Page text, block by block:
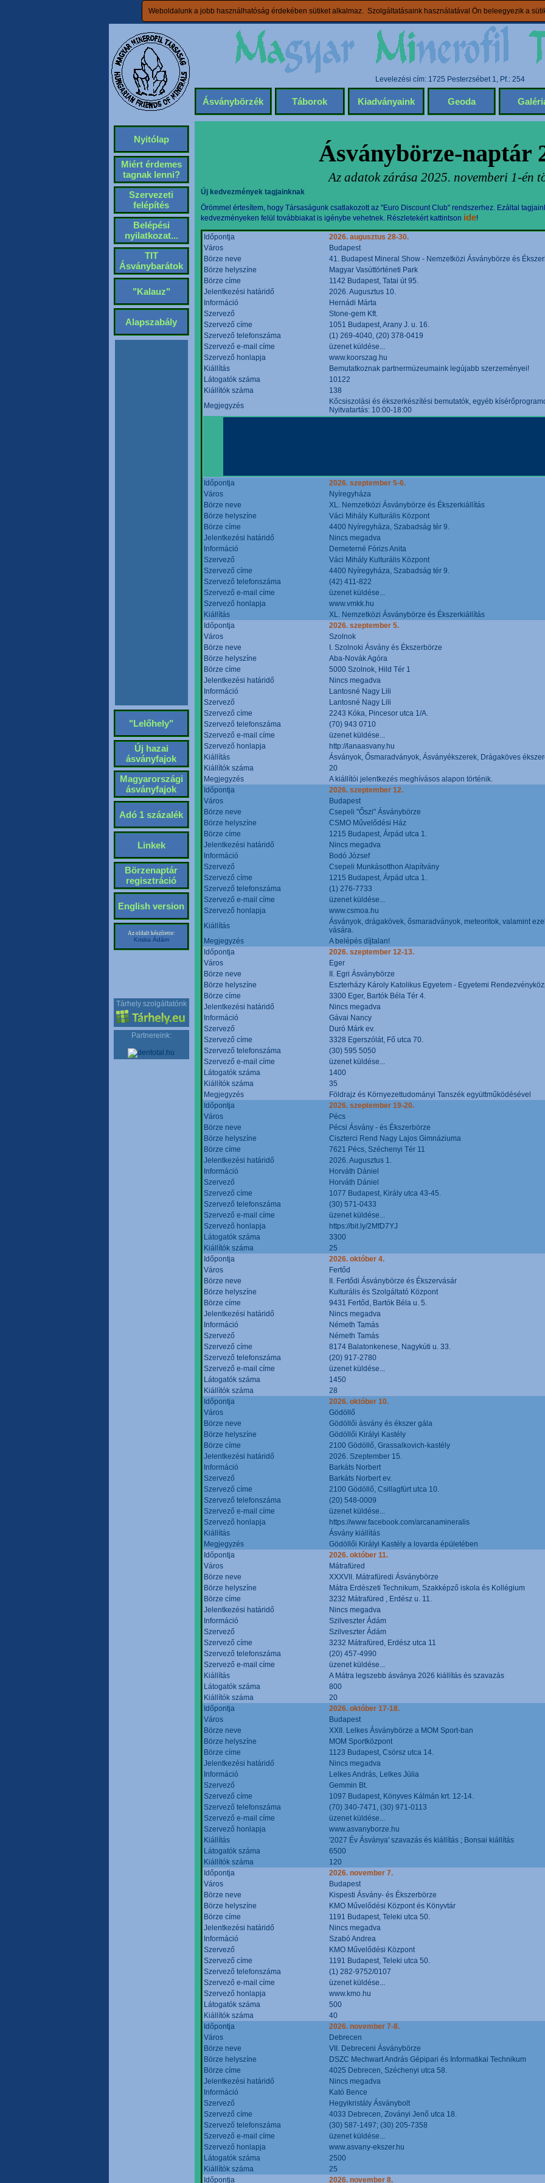
Weboldalunk a jobb használhatóság érdekében sütiket alkalmaz. Szolgáltatásaink használatával Ön beleegyezik a
Levelezési cím: 1725 Pesterzsébet 1, Pf.: 254
Ásványbörzék Táborok Kiadványaink Geoda
Nyitólap
Miért érdemes
tagnak lenni?
Szervezeti
felépítés
Belépési
nyilatkozat...
TIT
Ásványbarátok
"Kalauz"
Alapszabály
"Lelőhely"
Új hazai
ásványfajok
Magyarországi
ásványfajok
Adó 1 százalék
Linkek
Börzenaptár
regisztráció
English version
Az oldalt készítette:
Kriska Ádám
Tárhely szolgáltatónk
Partnereink:
Ásványbörze-naptár
Az adatok zárása 2025. novemberi 1-én
Új kedvezmények tagjainknak
Örömmel értesítem, hogy Társaságunk csatlakozott az "Euro Discount Club" rendszerhez. Ezáltal
kedvezményeken felül továbbiakat is igénybe vehetnek. Részletekért kattintson ide!
Időpontja
2026. augusztus 28-30.
Város
Budapest
Börze neve
41. Budapest Mineral Show - Nemzetközi Ásványbörze és
Börze helyszíne
Magyar Vasúttörténeti Park
Börze címe
1142 Budapest, Tatai út 95.
Jelentkezési határidő
2026. Augusztus 10.
Információ
Hernádi Márta
Szervező
Stone-gem Kft.
Szervező címe
1051 Budapest, Arany J. u. 16.
Szervező telefonszáma
(1) 269-4040, (20) 378-0419
Szervező e-mail címe
üzenet küldése...
Szervező honlapja
www.koorszag.hu
Kiállítás
Bemutatkoznak partnermúzeumaink legújabb szerzeményei!
Látogatók száma
10122
Kiállítók száma
138
Megjegyzés
Kőcsiszolási és ékszerkészítési bemutatók, egyéb
Nyitvatartás: 10:00-18:00
Időpontja
2026. szeptember 5-6.
Város
Nyíregyháza
Börze neve
XL. Nemzetközi Ásványbörze és Ékszerkiállítás
Börze helyszíne
Váci Mihály Kulturális Központ
Börze címe
4400 Nyíregyháza, Szabadság tér 9.
Jelentkezési határidő
Nincs megadva
Információ
Demeterné Fórizs Anita
Szervező
Váci Mihály Kulturális Központ
Szervező címe
4400 Nyíregyháza, Szabadság tér 9.
Szervező telefonszáma
(42) 411-822
Szervező e-mail címe
üzenet küldése...
Szervező honlapja
www.vmkk.hu
Kiállítás
XL. Nemzetközi Ásványbörze és Ékszerkiállítás
Időpontja
2026. szeptember 5.
Város
Szolnok
Börze neve
I. Szolnoki Ásvány és Ékszerbörze
Börze helyszíne
Aba-Novák Agóra
Börze címe
5000 Szolnok, Hild Tér 1
Jelentkezési határidő
Nincs megadva
Információ
Lantosné Nagy Lili
Szervező
Lantosné Nagy Lili
Szervező címe
2243 Kóka, Pincesor utca 1/A.
Szervező telefonszáma
(70) 943 0710
Szervező e-mail címe
üzenet küldése...
Szervező honlapja
http://lanaasvany.hu
Kiállítás
Ásványok, Ősmaradványok, Ásványékszerek, Drágaköves
Kiállítók száma
20
Megjegyzés
A kiállítói jelentkezés meghívásos alapon történik.
Időpontja
2026. szeptember 12.
Város
Budapest
Börze neve
Csepeli "Őszi" Ásványbörze
Börze helyszíne
CSMO Művelődési Ház
Börze címe
1215 Budapest, Árpád utca 1.
Jelentkezési határidő
Nincs megadva
Információ
Bodó József
Szervező
Csepeli Munkásotthon Alapítvány
Szervező címe
1215 Budapest, Árpád utca 1.
Szervező telefonszáma
(1) 276-7733
Szervező e-mail címe
üzenet küldése...
Szervező honlapja
www.csmoa.hu
Kiállítás
Ásványok, drágakövek, ősmaradványok, meteoritok, valamint
vására.
Megjegyzés
A belépés díjtalan!
Időpontja
2026. szeptember 12-13.
Város
Eger
Börze neve
II. Egri Ásványbörze
Börze helyszíne
Eszterházy Károly Katolikus Egyetem - Egyetemi
Börze címe
3300 Eger, Bartók Béla Tér 4.
Jelentkezési határidő
Nincs megadva
Információ
Gávai Nancy
Szervező
Duró Márk ev.
Szervező címe
3328 Egerszólát, Fő utca 70.
Szervező telefonszáma
(30) 595 5050
Szervező e-mail címe
üzenet küldése...
Látogatók száma
1400
Kiállítók száma
35
Megjegyzés
Földrajz és Környezettudományi Tanszék együttműködésével
Időpontja
2026. szeptember 19-20.
Város
Pécs
Börze neve
Pécsi Ásvány - és Ékszerbörze
Börze helyszíne
Ciszterci Rend Nagy Lajos Gimnáziuma
Börze címe
7621 Pécs, Széchenyi Tér 11
Jelentkezési határidő
2026. Augusztus 1.
Információ
Horváth Dániel
Szervező
Horváth Dániel
Szervező címe
1077 Budapest, Király utca 43-45.
Szervező telefonszáma
(30) 571-0433
Szervező e-mail címe
üzenet küldése...
Szervező honlapja
https://bit.ly/2MfD7YJ
Látogatók száma
3300
Kiállítók száma
25
Időpontja
2026. október 4.
Város
Fertőd
Börze neve
II. Fertődi Ásványbörze és Ékszervásár
Börze helyszíne
Kulturális és Szolgáltató Központ
Börze címe
9431 Fertőd, Bartók Béla u. 5.
Jelentkezési határidő
Nincs megadva
Információ
Németh Tamás
Szervező
Németh Tamás
Szervező címe
8174 Balatonkenese, Nagykúti u. 33.
Szervező telefonszáma
(20) 917-2780
Szervező e-mail címe
üzenet küldése...
Látogatók száma
1450
Kiállítók száma
28
Időpontja
2026. október 10.
Város
Gödöllő
Börze neve
Gödöllői ásvány és ékszer gála
Börze helyszíne
Gödöllői Királyi Kastély
Börze címe
2100 Gödöllő, Grassalkovich-kastély
Jelentkezési határidő
2026. Szeptember 15.
Információ
Barkáts Norbert
Szervező
Barkáts Norbert ev.
Szervező címe
2100 Gödöllő, Csillagfürt utca 10.
Szervező telefonszáma
(20) 548-0009
Szervező e-mail címe
üzenet küldése...
Szervező honlapja
https://www.facebook.com/arcanamineralis
Kiállítás
Ásvány kiállítás
Megjegyzés
Gödöllői Királyi Kastély a lovarda épületében
Időpontja
2026. október 11.
Város
Mátrafüred
Börze neve
XXXVII. Mátrafüredi Ásványbörze
Börze helyszíne
Mátra Erdészeti Technikum, Szakképző iskola és Kollégium
Börze címe
3232 Mátrafüred , Erdész u. 11.
Jelentkezési határidő
Nincs megadva
Információ
Szilveszter Ádám
Szervező
Szilveszter Ádám
Szervező címe
3232 Mátrafüred, Erdész utca 11
Szervező telefonszáma
(20) 457-4990
Szervező e-mail címe
üzenet küldése...
Kiállítás
A Mátra legszebb ásványa 2026 kiállítás és szavazás
Látogatók száma
800
Kiállítók száma
20
Időpontja
2026. október 17-18.
Város
Budapest
Börze neve
XXII. Lelkes Ásványbörze a MOM Sport-ban
Börze helyszíne
MOM Sportközpont
Börze címe
1123 Budapest, Csörsz utca 14.
Jelentkezési határidő
Nincs megadva
Információ
Lelkes András, Lelkes Júlia
Szervező
Gemmin Bt.
Szervező címe
1097 Budapest, Könyves Kálmán krt. 12-14.
Szervező telefonszáma
(70) 340-7471, (30) 971-0113
Szervező e-mail címe
üzenet küldése...
Szervező honlapja
www.asvanyborze.hu
Kiállítás
'2027 Év Ásványa' szavazás és kiállítás ; Bonsai kiállítás
Látogatók száma
6500
Kiállítók száma
120
Időpontja
2026. november 7.
Város
Budapest
Börze neve
Kispesti Ásvány- és Ékszerbörze
Börze helyszíne
KMO Művelődési Központ és Könyvtár
Börze címe
1191 Budapest, Teleki utca 50.
Jelentkezési határidő
Nincs megadva
Információ
Szabó Andrea
Szervező
KMO Művelődési Központ
Szervező címe
1191 Budapest, Teleki utca 50.
Szervező telefonszáma
(1) 282-9752/0107
Szervező e-mail címe
üzenet küldése...
Szervező honlapja
www.kmo.hu
Látogatók száma
500
Kiállítók száma
40
Időpontja
2026. november 7-8.
Város
Debrecen
Börze neve
VII. Debreceni Ásványbörze
Börze helyszíne
DSZC Mechwart András Gépipari és Informatikai Technikum
Börze címe
4025 Debrecen, Széchenyi utca 58.
Jelentkezési határidő
Nincs megadva
Információ
Kató Bence
Szervező
Hegyikristály Ásványbolt
Szervező címe
4033 Debrecen, Zoványi Jenő utca 18.
Szervező telefonszáma
(30) 587-1497; (30) 205-7358
Szervező e-mail címe
üzenet küldése...
Szervező honlapja
www.asvany-ekszer.hu
Látogatók száma
2500
Kiállítók száma
25
Időpontja
2026. november 8.